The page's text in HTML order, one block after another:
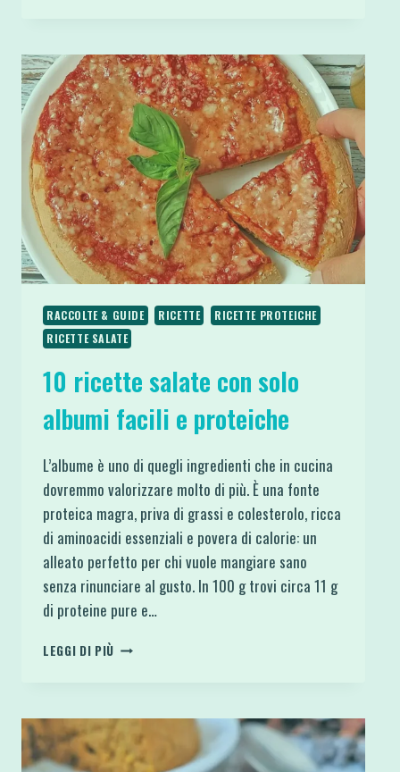
3
INGREDIENTI
SENZA
GLUTINE
E
ZUCCHERO
RACCOLTE & GUIDE RICETTE
RICETTE PROTEICHE
RICETTE SALATE
10 ricette salate con solo
albumi facili e proteiche
L’albume è uno di quegli ingredienti che in cucina
dovremmo valorizzare molto di più. È una fonte
proteica magra, priva di grassi e colesterolo, ricca
di aminoacidi essenziali e povera di calorie: un
alleato perfetto per chi vuole mangiare sano
senza rinunciare al gusto. In 100 g trovi circa 11 g
di proteine pure e…
LEGGI DI PIÙ
SOLO
ALBUMI
FACILI